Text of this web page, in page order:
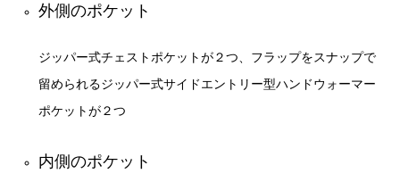
外側のポケット
ジッパー式チェストポケットが２つ、フラップをスナップで
留められるジッパー式サイドエントリー型ハンドウォーマー
ポケットが２つ
内側のポケット